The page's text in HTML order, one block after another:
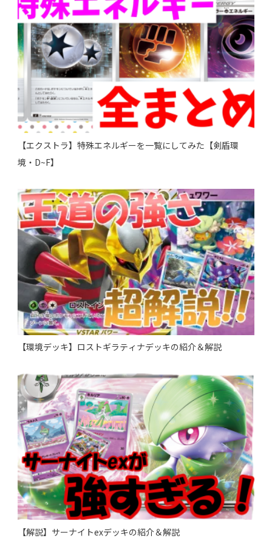
【エクストラ】特殊エネルギーを一覧にしてみた【剣盾環
境・D~F】
【環境デッキ】ロストギラティナデッキの紹介＆解説
【解説】サーナイトexデッキの紹介＆解説